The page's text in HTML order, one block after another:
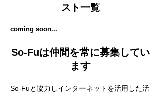
スト一覧
coming soon...
​So-Fuは仲間を常に募集してい
ます
So-Fuと協力しインターネットを活用した活